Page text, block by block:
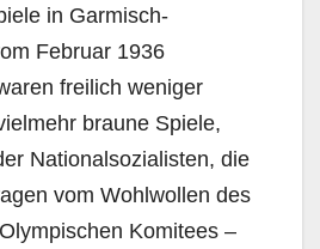
in Garmisch-
Februar 1936
freilich weniger
braune Spiele,
Nationalsozialisten, die
vom Wohlwollen des
Komitees –